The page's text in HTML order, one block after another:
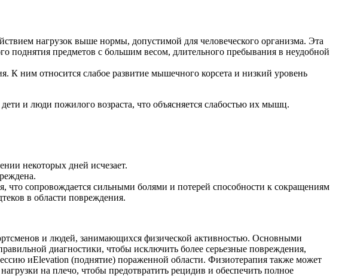
нагрузок выше нормы, допустимой для человеческого организма. Эта
поднятия предметов с большим весом, длительного пребывания в неудобной
ним относится слабое развитие мышечного корсета и низкий уровень
и люди пожилого возраста, что объясняется слабостью их мышц.
некоторых дней исчезает.
сопровождается сильными болями и потерей способности к сокращениям
в области повреждения.
и людей, занимающихся физической активностью. Основными
диагностики, чтобы исключить более серьезные повреждения,
иElevation (поднятие) пораженной области. Физиотерапия также может
на плечо, чтобы предотвратить рецидив и обеспечить полное